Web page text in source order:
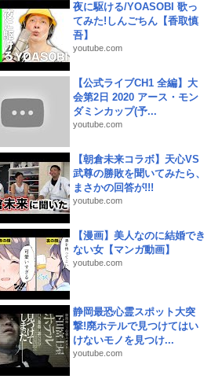
夜に駆ける/YOASOBI 歌っ
てみた!しんごちん【香取慎
吾】
youtube.com
【公式ライブCH1 全編】大
会第2日 2020 アース・モン
ダミンカップ(予...
youtube.com
【朝倉未来コラボ】天心VS
武尊の勝敗を聞いてみたら、
まさかの回答が!!!
youtube.com
【漫画】美人なのに結婚でき
ない女【マンガ動画】
youtube.com
静岡最恐心霊スポット大突
撃!廃ホテルで見つけてはい
けないモノを見つけ...
youtube.com